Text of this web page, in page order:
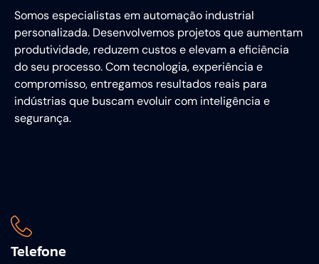
Somos especialistas em automação industrial
personalizada. Desenvolvemos projetos que aumentam
produtividade, reduzem custos e elevam a eficiência
do seu processo. Com tecnologia, experiência e
compromisso, entregamos resultados reais para
indústrias que buscam evoluir com inteligência e
segurança.
Telefone